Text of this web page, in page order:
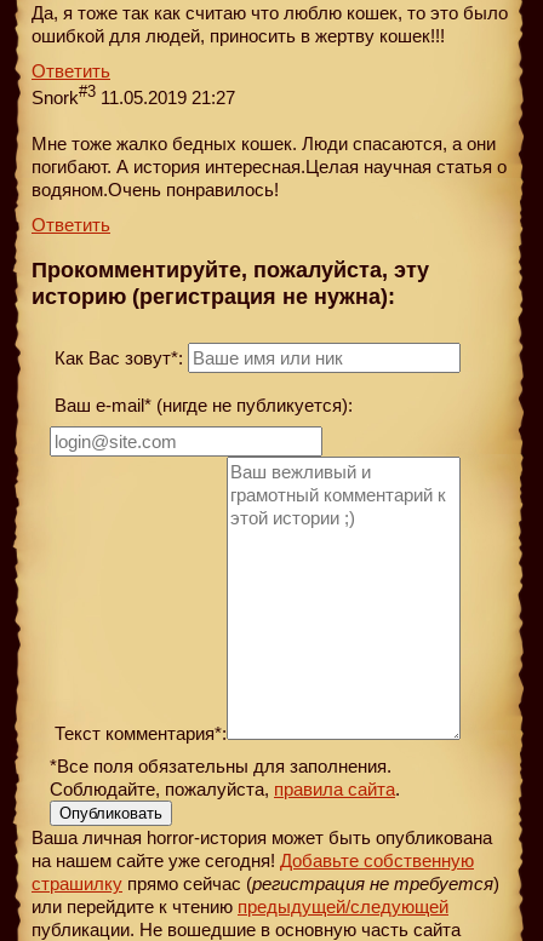
Да, я тоже так как считаю что люблю кошек, то это было
ошибкой для людей, приносить в жертву кошек!!!
Ответить
Snork#3 11.05.2019 21:27
Мне тоже жалко бедных кошек. Люди спасаются, а они
погибают. А история интересная.Целая научная статья о
водяном.Очень понравилось!
Ответить
Прокомментируйте, пожалуйста, эту
историю (регистрация не нужна):
Как Вас зовут*:
Ваш e-mail* (нигде не публикуется):
Текст комментария*:
*Все поля обязательны для заполнения.
Соблюдайте, пожалуйста, правила сайта.
Опубликовать
Ваша личная horror-история может быть опубликована
на нашем сайте уже сегодня! Добавьте собственную
страшилку прямо сейчас (регистрация не требуется)
или перейдите к чтению предыдущей/следующей
публикации. Не вошедшие в основную часть сайта